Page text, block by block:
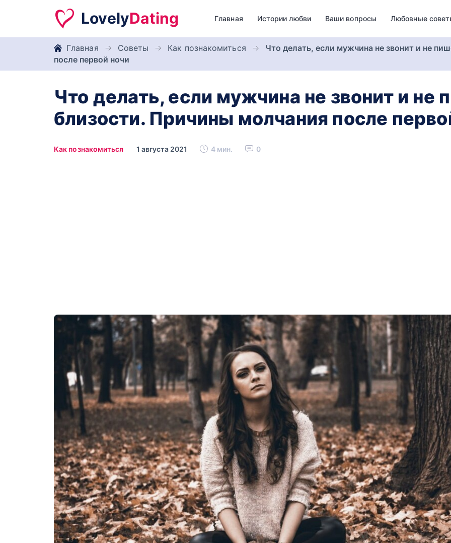
LovelyDating Главная Истории любви Ваши вопросы Любовные
Главная Советы Как познакомиться
Что делать, если мужчина не звонит и не
после первой ночи
Что делать, если мужчина не звонит и не
близости. Причины молчания после
Как познакомиться 1 августа 2021 4 мин. 0